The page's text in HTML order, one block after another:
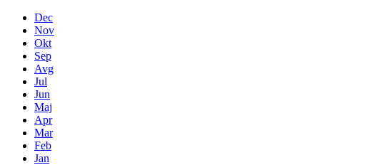
Dec
Nov
Okt
Sep
Avg
Jul
Jun
Maj
Apr
Mar
Feb
Jan